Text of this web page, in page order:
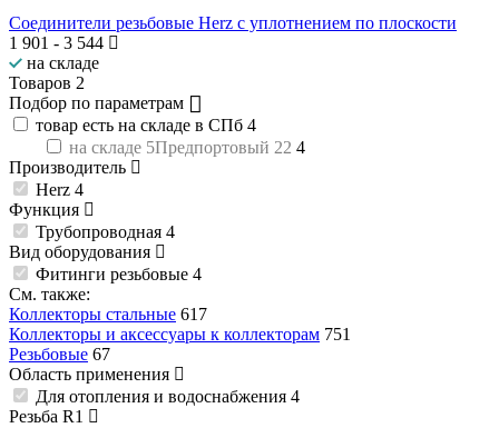
Соединители резьбовые Herz с уплотнением по плоскости
1 901 - 3 544
на складе
Товаров 2
Подбор по параметрам
товар есть на складе в СПб 4
на складе 5Предпортовый 22 4
Производитель
Herz 4
Функция
Трубопроводная 4
Вид оборудования
Фитинги резьбовые 4
См. также:
Коллекторы стальные 617
Коллекторы и аксессуары к коллекторам 751
Резьбовые 67
Область применения
Для отопления и водоснабжения 4
Резьба R1